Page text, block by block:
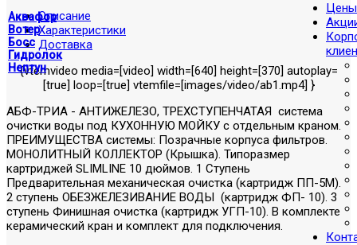
Аквафор
Вотер
Босс
Гидролок
Нептун
Цены
Описание
Характеристики
Доставка
{vtemvideo media=[video] width=[640] height=[370] autoplay=
[true] loop=[true] vtemfile=[images/video/ab1.mp4] }
АБФ-ТРИА - АНТИЖЕЛЕЗО, ТРЕХСТУПЕНЧАТАЯ система
очистки воды под КУХОННУЮ МОЙКУ с отдельным краном.
ПРЕИМУЩЕСТВА системы: Позрачные корпуса фильтров.
МОНОЛИТНЫЙ КОЛЛЕКТОР (Крышка). Типоразмер
картриджей SLIMLINE 10 дюймов. 1 Ступень
Предварительная механическая очистка (картридж ПП-5М).
2 ступень ОБЕЗЖЕЛЕЗИВАНИЕ ВОДЫ (картридж ФП- 10). 3
ступень Финишная очистка (картридж УГП-10). В комплекте
керамический кран и комплект для подключения.